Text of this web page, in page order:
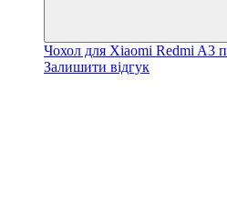
Чохол для Xiaomi Redmi A3
Залишити відгук